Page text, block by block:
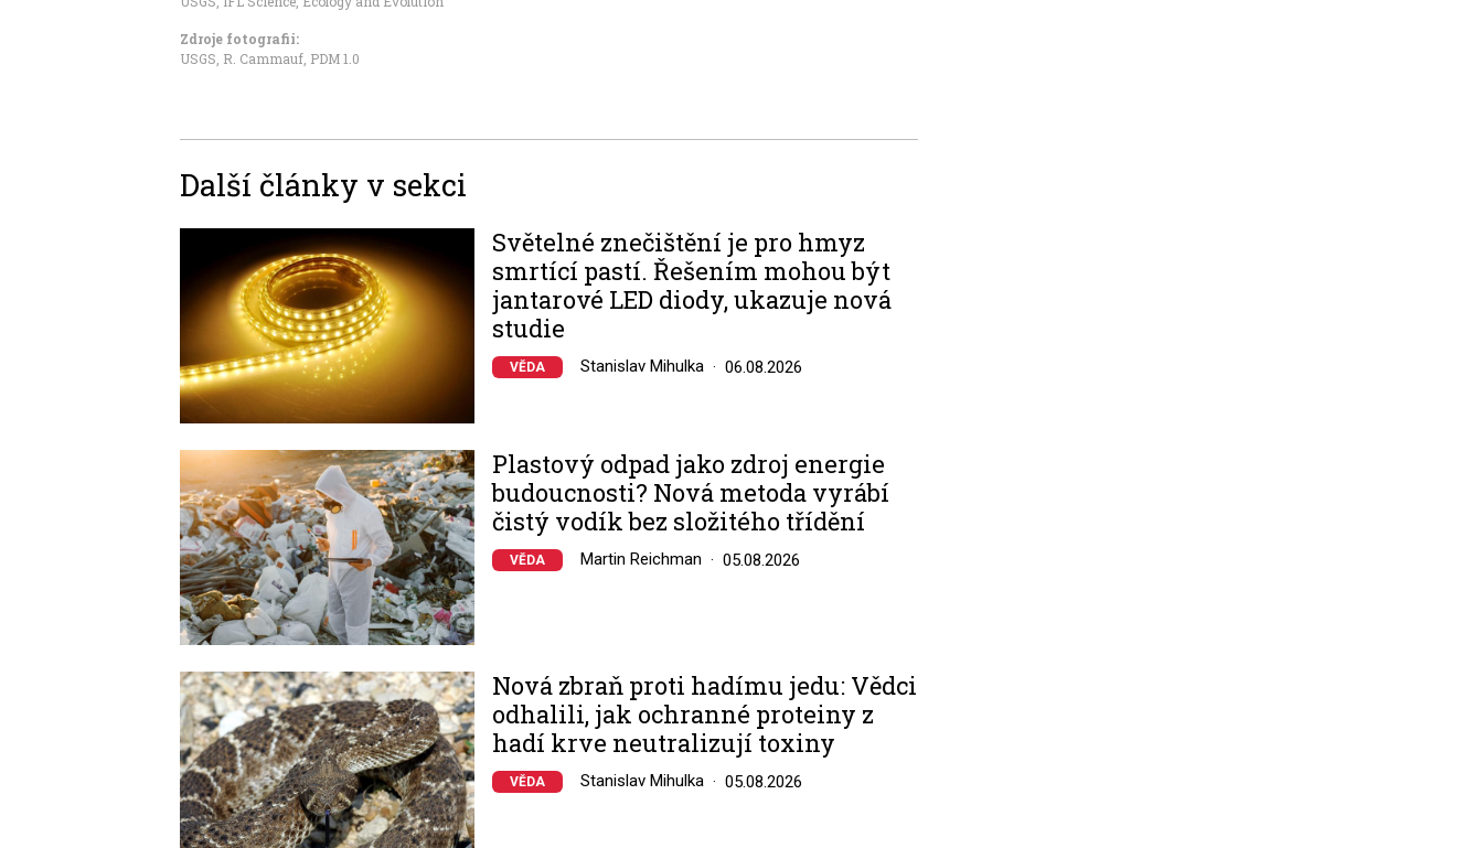
Zdroje fotografii:
USGS, R. Cammauf PDM 1.0
Další články v sekci
Světelné znečištění je pro hmyz
smrtící pastí. Řešením mohou být
jantarové LED diody, ukazuje nová
studie
VĚDA Stanislav Mihulka 06.08.2026
Image
Plastový odpad jako zdroj energie
budoucnosti? Nová metoda vyrábí
čistý vodík bez složitého třídění
VĚDA Martin Reichman 05.08.2026
Image
Nová zbraň proti hadímu jedu: Vědci
odhalili, jak ochranné proteiny z
hadí krve neutralizují toxiny
VĚDA Stanislav Mihulka 05.08.2026